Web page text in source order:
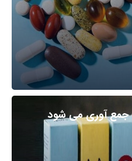
جمع آوری می شود